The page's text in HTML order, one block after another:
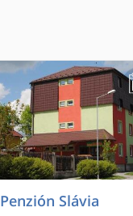
Penzión Slávia